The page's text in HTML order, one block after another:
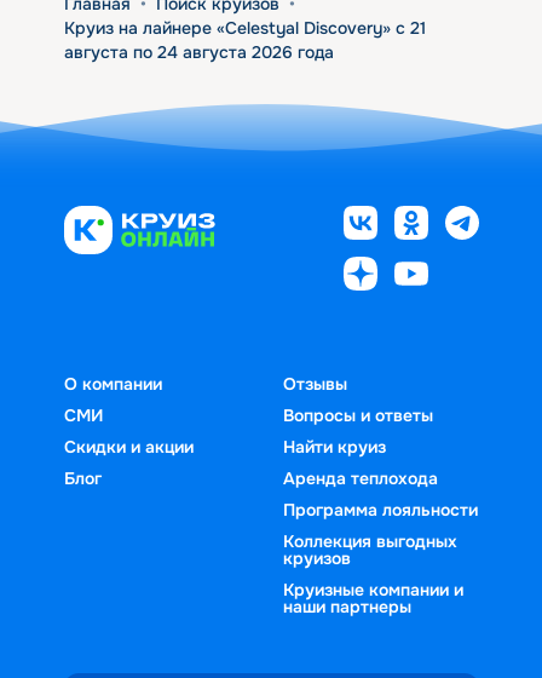
Круиз на лайнере «Celestyal Discovery» с 21
августа по 24 августа 2026 года
О компании
СМИ
Скидки и акции
Блог
Отзывы
Вопросы и ответы
Найти круиз
Аренда теплохода
Программа лояльности
Коллекция выгодных
круизов
Круизные компании и
наши партнеры